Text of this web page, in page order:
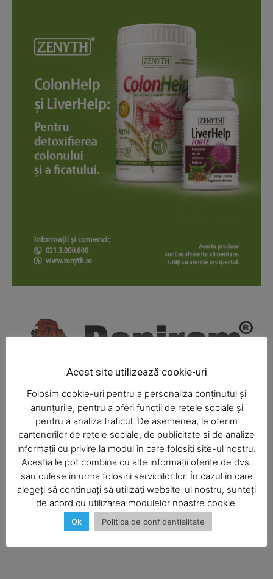
News Week
SUBSCRIBE NOW
Company
Acest site utilizează cookie-uri
Folosim cookie-uri pentru a personaliza conținutul și
anunțurile, pentru a oferi funcții de rețele sociale și
pentru a analiza traficul. De asemenea, le oferim
partenerilor de rețele sociale, de publicitate și de analize
informații cu privire la modul în care folosiți site-ul nostru.
Aceștia le pot combina cu alte informații oferite de dvs.
sau culese în urma folosirii serviciilor lor. În cazul în care
alegeți să continuați să utilizați website-ul nostru, sunteți
de acord cu utilizarea modulelor noastre cookie.
Ok Politica de confidentialitate